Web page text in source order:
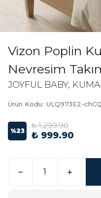
Vizon Poplin
Nevresim
JOYFUL BABY,
Ürün Kodu: ULQ973E2-chCQ
%23
₺ 1,299.90
₺ 999.90